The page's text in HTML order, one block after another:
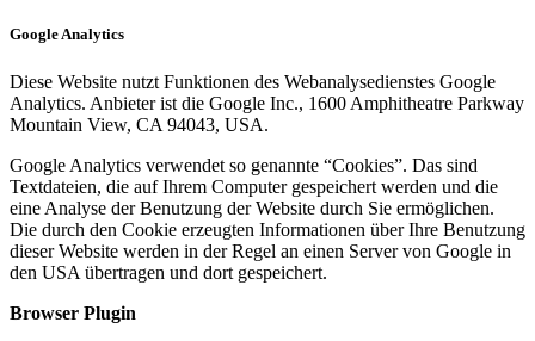
Google Analytics
Diese Website nutzt Funktionen des Webanalysedienstes Google
Analytics. Anbieter ist die Google Inc., 1600 Amphitheatre Parkway
Mountain View, CA 94043, USA.
Google Analytics verwendet so genannte “Cookies”. Das sind
Textdateien, die auf Ihrem Computer gespeichert werden und die
eine Analyse der Benutzung der Website durch Sie ermöglichen.
Die durch den Cookie erzeugten Informationen über Ihre Benutzung
dieser Website werden in der Regel an einen Server von Google in
den USA übertragen und dort gespeichert.
Browser Plugin